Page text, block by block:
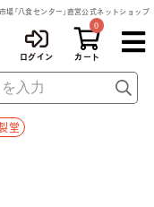
場「八食センター」直営公式ネットショップ
ログイン
0
堂